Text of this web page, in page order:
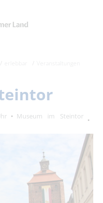
Museum im Steintor